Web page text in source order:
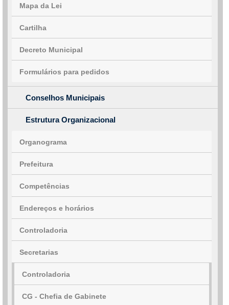
Mapa da Lei
Cartilha
Decreto Municipal
Formulários para pedidos
Conselhos Municipais
Estrutura Organizacional
Organograma
Prefeitura
Competências
Endereços e horários
Controladoria
Secretarias
Controladoria
CG - Chefia de Gabinete